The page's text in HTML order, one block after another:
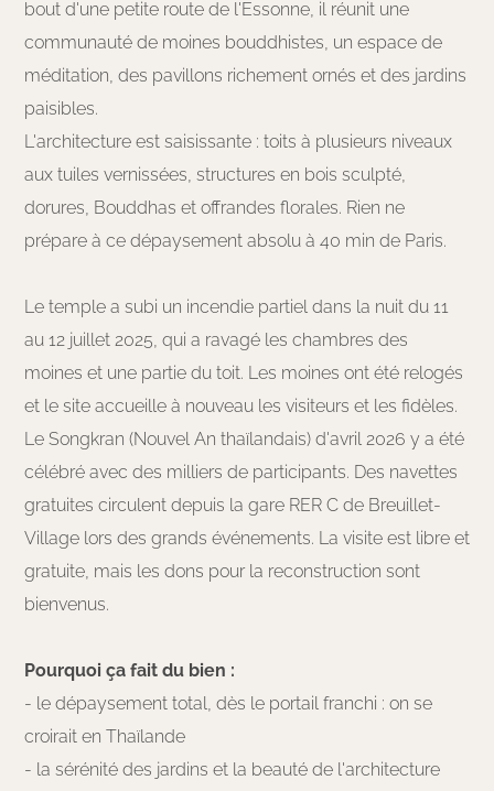
bout d'une petite route de l'Essonne, il réunit une
communauté de moines bouddhistes, un espace de
méditation, des pavillons richement ornés et des jardins
paisibles.
L'architecture est saisissante : toits à plusieurs niveaux
aux tuiles vernissées, structures en bois sculpté,
dorures, Bouddhas et offrandes florales. Rien ne
prépare à ce dépaysement absolu à 40 min de Paris.
Le temple a subi un incendie partiel dans la nuit du 11
au 12 juillet 2025, qui a ravagé les chambres des
moines et une partie du toit. Les moines ont été relogés
et le site accueille à nouveau les visiteurs et les fidèles.
Le Songkran (Nouvel An thaïlandais) d'avril 2026 y a été
célébré avec des milliers de participants. Des navettes
gratuites circulent depuis la gare RER C de Breuillet-
Village lors des grands événements. La visite est libre et
gratuite, mais les dons pour la reconstruction sont
bienvenus.
Pourquoi ça fait du bien :
- le dépaysement total, dès le portail franchi : on se
croirait en Thaïlande
- la sérénité des jardins et la beauté de l'architecture